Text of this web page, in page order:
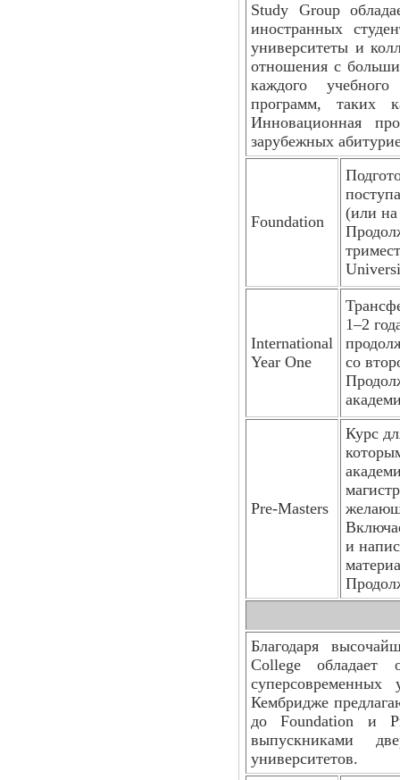
Study Group
иностранных
университеты и
отношения с
каждого
программ, таких
Инновационная
зарубежных
Foundation
(или
International
Year One
1–2
со
Pre-Masters
Курс
и
Благодаря
College обладает
Кембридже
до Foundation и
выпускниками
университетов.